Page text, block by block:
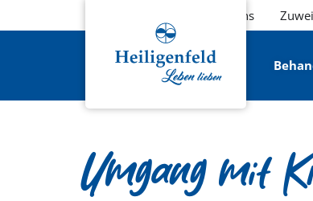
Über uns
Umgang mit